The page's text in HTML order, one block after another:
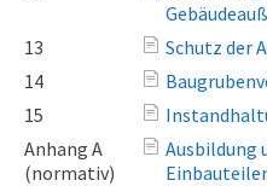
13
Schutz der
14
15
Anhang A
(normativ)
Ausbildung